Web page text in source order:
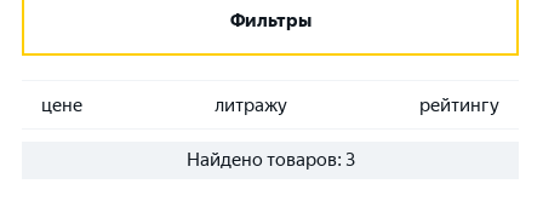
Фильтры
цене литражу рейтингу
Найдено товаров: 3